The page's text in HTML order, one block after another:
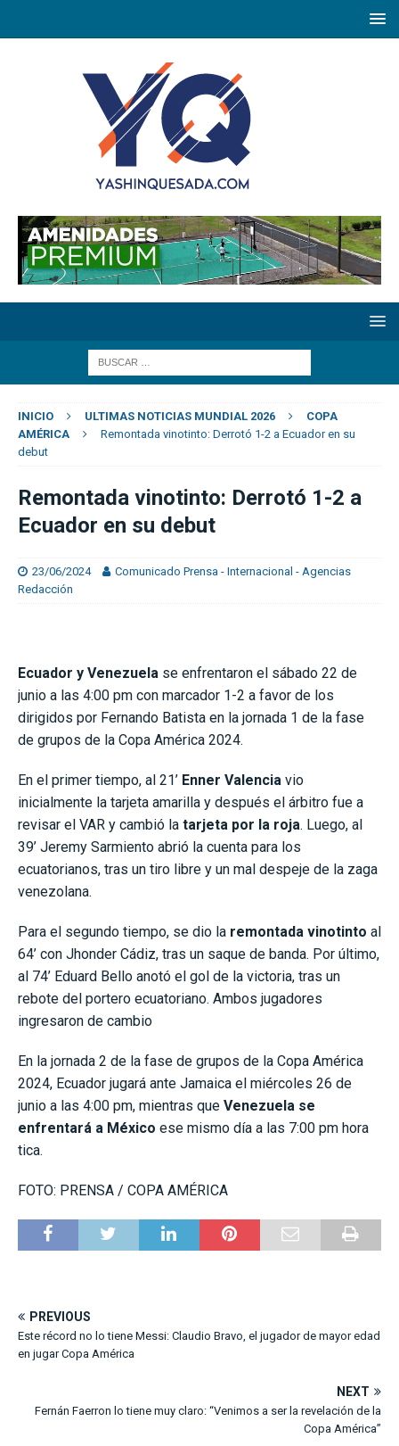
INICIO ULTIMAS NOTICIAS MUNDIAL 2026
COPA
AMÉRICA
Remontada vinotinto: Derrotó 1-2 a Ecuador en su
debut
Remontada vinotinto: Derrotó 1-2 a
Ecuador en su debut
23/06/2024
Comunicado Prensa - Internacional - Agencias
Redacción
Ecuador y Venezuela se enfrentaron el sábado 22 de
junio a las 4:00 pm con marcador 1-2 a favor de los
dirigidos por Fernando Batista en la jornada 1 de la fase
de grupos de la Copa América 2024.
En el primer tiempo, al 21’ Enner Valencia vio
inicialmente la tarjeta amarilla y después el árbitro fue a
revisar el VAR y cambió la tarjeta por la roja. Luego, al
39’ Jeremy Sarmiento abrió la cuenta para los
ecuatorianos, tras un tiro libre y un mal despeje de la zaga
venezolana.
Para el segundo tiempo, se dio la remontada vinotinto al
64’ con Jhonder Cádiz, tras un saque de banda. Por último,
al 74’ Eduard Bello anotó el gol de la victoria, tras un
rebote del portero ecuatoriano. Ambos jugadores
ingresaron de cambio
En la jornada 2 de la fase de grupos de la Copa América
2024, Ecuador jugará ante Jamaica el miércoles 26 de
junio a las 4:00 pm, mientras que Venezuela se
enfrentará a México ese mismo día a las 7:00 pm hora
tica.
FOTO: PRENSA / COPA AMÉRICA
PREVIOUS
Este récord no lo tiene Messi: Claudio Bravo, el jugador de mayor edad
en jugar Copa América
NEXT
Fernán Faerron lo tiene muy claro: “Venimos a ser la revelación de la
Copa América”